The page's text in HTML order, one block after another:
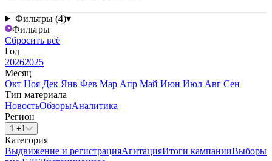
Фильтры (4)▾
Фильтры
Сбросить всё
Год
20262025
Месяц
Окт Ноя Дек Янв Фев Мар Апр Май Июн Июл Авг Сен
Тип материала
НовостьОбзорыАналитика
Регион
1 +1
Категория
Выдвижение и регистрацияАгитацияИтоги кампанииВыборы